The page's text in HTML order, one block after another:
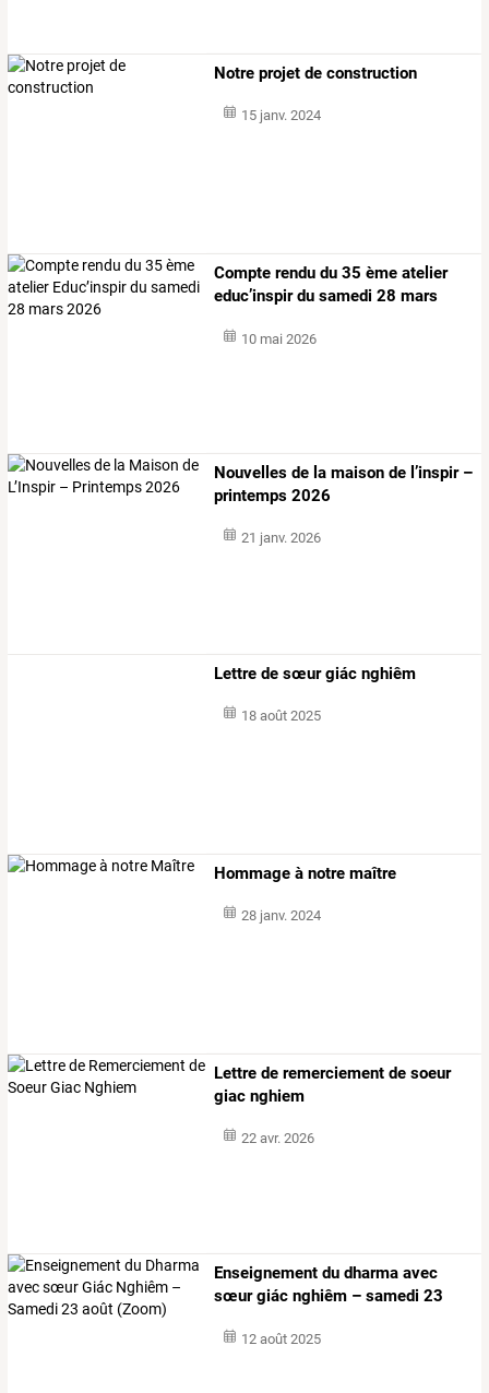
Notre projet de construction
15 janv. 2024
Compte rendu du 35 ème atelier
educ’inspir du samedi 28 mars
10 mai 2026
Nouvelles de la maison de l’inspir –
printemps 2026
21 janv. 2026
Lettre de sœur giác nghiêm
18 août 2025
Hommage à notre maître
28 janv. 2024
Lettre de remerciement de soeur
giac nghiem
22 avr. 2026
Enseignement du dharma avec
sœurgiác nghiêm – samedi 23
12 août 2025